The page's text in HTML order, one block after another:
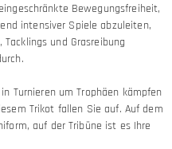
Bewegungsfreiheit,
intensiver Spiele abzuleiten,
und Grasreibung
Turnieren um Trophäen kämpfen
Trikot fallen Sie auf. Auf dem
auf der Tribüne ist es Ihre